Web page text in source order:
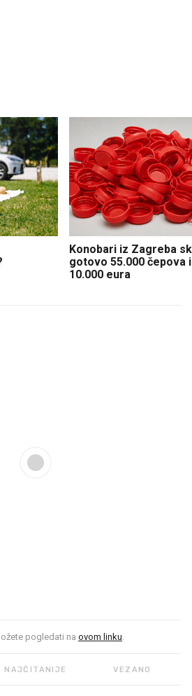
Konobari iz Zagreba
gotovo 55.000 čepova
10.000 eura
pogledati na ovom linku.
NAJČITANIJE VEZANO